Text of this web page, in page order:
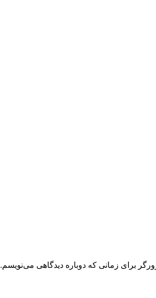
برای زمانی که دوباره دیدگاهی می‌نویسم.